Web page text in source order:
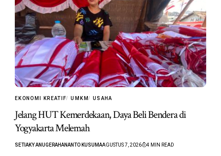
EKONOMI KREATIF UMKM USAHA
Jelang HUT Kemerdekaan, Daya Beli Bendera di
Yogyakarta Melemah
SETIAKY ANUGERAHANANTO KUSUMAAGUSTUS 7, 2026 4 MIN READ